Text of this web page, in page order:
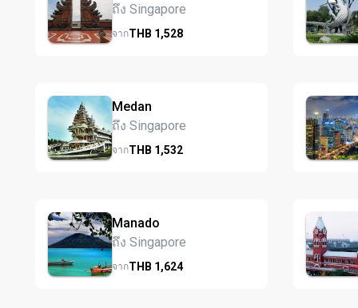
ถึง Singapore
จากTHB 1,528
Medan
ถึง Singapore
จากTHB 1,532
Manado
ถึง Singapore
จากTHB 1,624